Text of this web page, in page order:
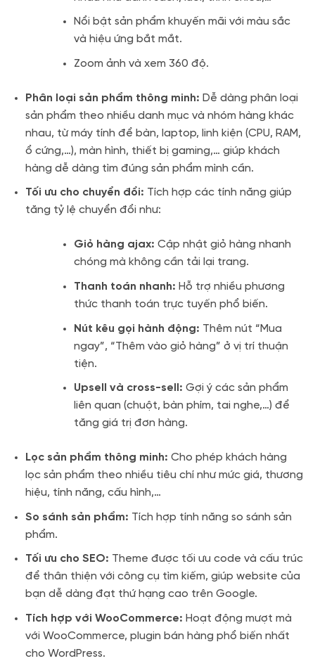
Nổi bật sản phẩm khuyến mãi với màu sắc
và hiệu ứng bắt mắt.
Zoom ảnh và xem 360 độ.
Phân loại sản phẩm thông minh: Dễ dàng phân loại
sản phẩm theo nhiều danh mục và nhóm hàng khác
nhau, từ máy tính để bàn, laptop, linh kiện (CPU, RAM,
ổ cứng,…), màn hình, thiết bị gaming,… giúp khách
hàng dễ dàng tìm đúng sản phẩm mình cần.
Tối ưu cho chuyển đổi: Tích hợp các tính năng giúp
tăng tỷ lệ chuyển đổi như:
Giỏ hàng ajax: Cập nhật giỏ hàng nhanh
chóng mà không cần tải lại trang.
Thanh toán nhanh: Hỗ trợ nhiều phương
thức thanh toán trực tuyến phổ biến.
Nút kêu gọi hành động: Thêm nút “Mua
ngay”, “Thêm vào giỏ hàng” ở vị trí thuận
tiện.
Upsell và cross-sell: Gợi ý các sản phẩm
liên quan (chuột, bàn phím, tai nghe,…) để
tăng giá trị đơn hàng.
Lọc sản phẩm thông minh: Cho phép khách hàng
lọc sản phẩm theo nhiều tiêu chí như mức giá, thương
hiệu, tính năng, cấu hình,…
So sánh sản phẩm: Tích hợp tính năng so sánh sản
phẩm.
Tối ưu cho SEO: Theme được tối ưu code và cấu trúc
để thân thiện với công cụ tìm kiếm, giúp website của
bạn dễ dàng đạt thứ hạng cao trên Google.
Tích hợp với WooCommerce: Hoạt động mượt mà
với WooCommerce, plugin bán hàng phổ biến nhất
cho WordPress.